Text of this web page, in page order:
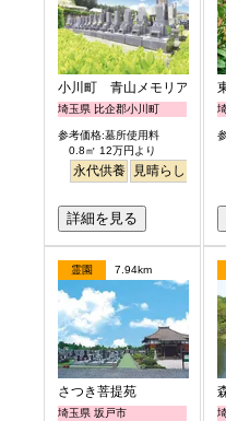
小川町 青山メモリアルパ
埼玉県 比企郡小川町
参考価格:墓所使用料
0.8㎡ 12万円より
永代供養 見晴らし・眺望
詳細を見る
霊園 7.94km
さつき菩提苑
埼玉県 坂戸市